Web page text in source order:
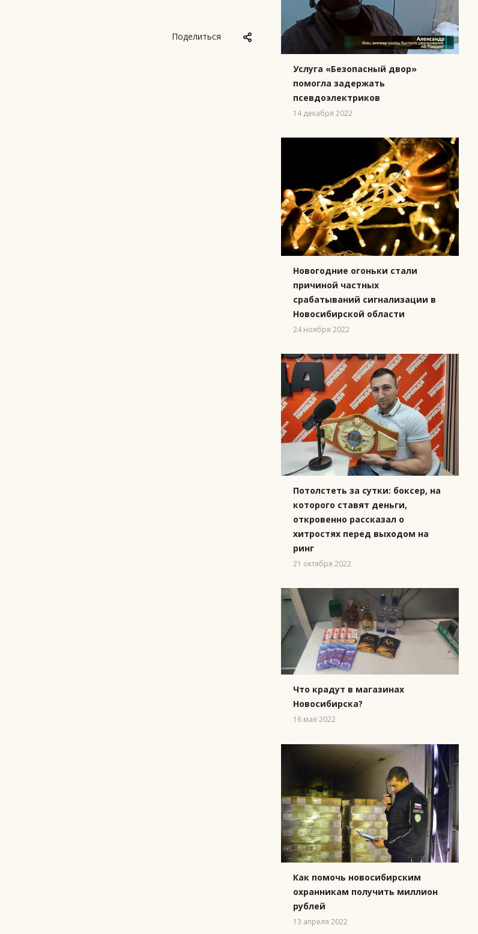
Поделиться
Услуга «Безопасный двор»
помогла задержать
псевдоэлектриков
14 декабря 2022
Новогодние огоньки стали
причиной частных
срабатываний сигнализации в
Новосибирской области
24 ноября 2022
Потолстеть за сутки: боксер, на
которого ставят деньги,
откровенно рассказал о
хитростях перед выходом на
ринг
21 октября 2022
Что крадут в магазинах
Новосибирска?
16 мая 2022
Как помочь новосибирским
охранникам получить миллион
рублей
13 апреля 2022